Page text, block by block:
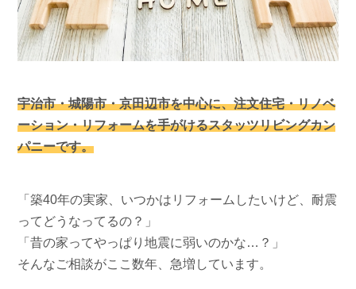
宇治市・城陽市・京田辺市を中心に、注文住宅・リノベ
ーション・リフォームを手がけるスタッツリビングカン
パニーです。
「築40年の実家、いつかはリフォームしたいけど、耐震
ってどうなってるの？」
「昔の家ってやっぱり地震に弱いのかな…？」
そんなご相談がここ数年、急増しています。